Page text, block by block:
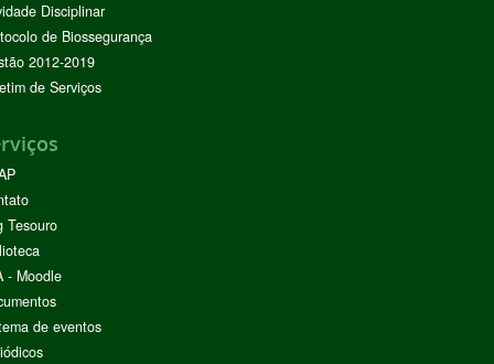
Disciplinar
de Biossegurança
2012-2019
de Serviços
Tesouro
- Moodle
de eventos